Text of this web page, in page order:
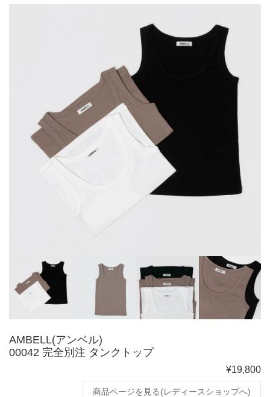
AMBELL(アンベル)
00042 完全別注 タンクトップ
¥19,800
商品ページを見る(レディースショップへ)